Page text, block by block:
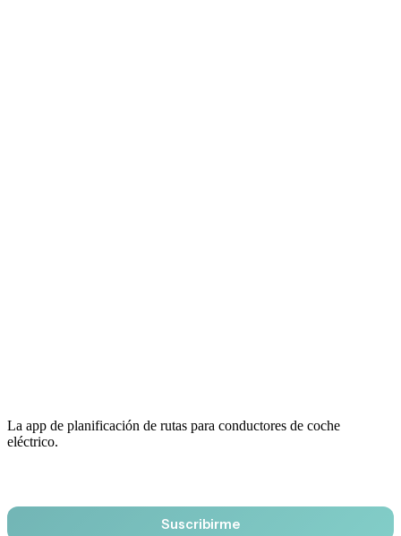
La app de planificación de rutas para conductores de coche
eléctrico.
Suscribirme